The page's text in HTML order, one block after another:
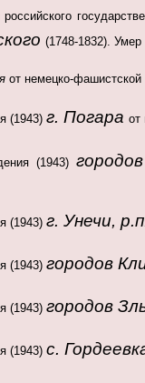
(1748-1832).
от немецко-фашистской
(1943) г. Погара от
(1943)
(1943) г. Унечи,
(1943) городов
(1943) городов
(1943) с.